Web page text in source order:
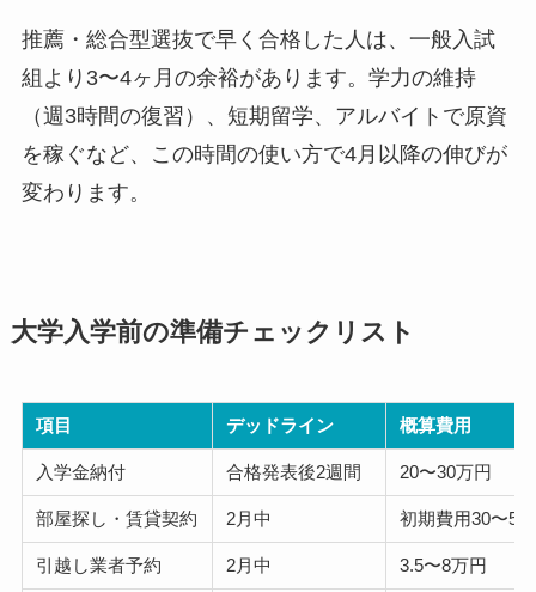
推薦・総合型選抜で早く合格した人は、一般入試
組より3〜4ヶ月の余裕があります。学力の維持
（週3時間の復習）、短期留学、アルバイトで原資
を稼ぐなど、この時間の使い方で4月以降の伸びが
変わります。
大学入学前の準備チェックリスト
項目 デッドライン 概算費用
入学金納付 合格発表後2週間 20〜30万円
部屋探し・賃貸契約 2月中 初期費用30〜50
引越し業者予約 2月中 3.5〜8万円